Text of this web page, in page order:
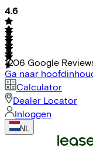
4.6
1206 Google
Ga naar
Calculator
Dealer Locator
Inloggen
NL